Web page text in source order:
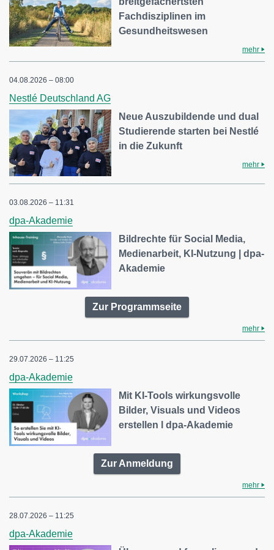
Fachdisziplinen im
Gesundheitswesen
mehr
04.08.2026 – 08:00
Nestlé Deutschland AG
Neue Auszubildende und dual
Studierende starten bei Nestlé
in die Zukunft
mehr
03.08.2026 – 11:31
dpa-Akademie
Bildrechte für Social Media,
Medienarbeit, KI-Nutzung | dpa-
Akademie
Zur Programmseite
mehr
29.07.2026 – 11:25
dpa-Akademie
Mit KI-Tools wirkungsvolle
Bilder, Visuals und Videos
erstellen l dpa-Akademie
Zur Anmeldung
mehr
28.07.2026 – 11:25
dpa-Akademie